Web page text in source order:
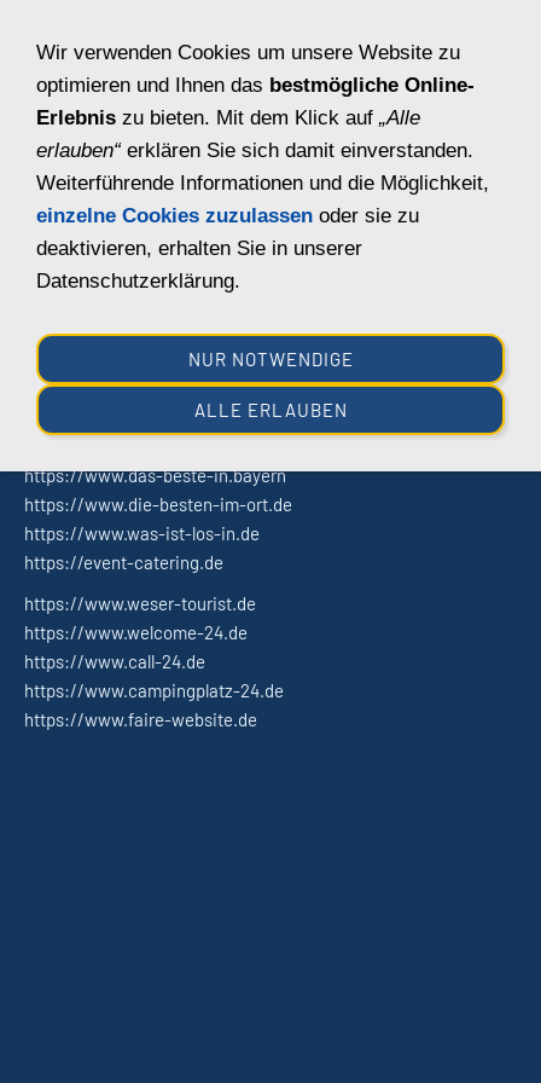
Navigation einblenden
STARTSEITE
DIESE PROJEKTE GEHÖREN ZUM NETZWERK "TOPPWEBB
INTERNETSERVICE"
https://www.das-beste-in.bayern
https://www.die-besten-im-ort.de
https://www.was-ist-los-in.de
https://event-catering.de
https://www.weser-tourist.de
https://www.welcome-24.de
https://www.call-24.de
https://www.campingplatz-24.de
https://www.faire-website.de
Wir verwenden Cookies um unsere Website zu
optimieren und Ihnen das bestmögliche Online-
Erlebnis zu bieten. Mit dem Klick auf „Alle
erlauben“ erklären Sie sich damit einverstanden.
Weiterführende Informationen und die Möglichkeit,
einzelne Cookies zuzulassen oder sie zu
deaktivieren, erhalten Sie in unserer
Datenschutzerklärung.
NUR NOTWENDIGE
ALLE ERLAUBEN